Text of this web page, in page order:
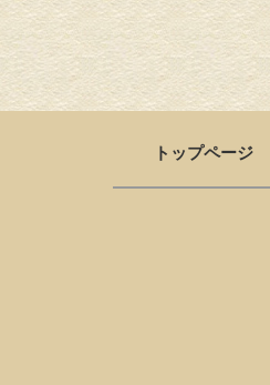
トップページ